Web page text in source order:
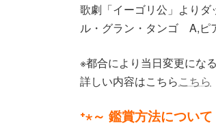
歌劇「イーゴリ公」よりダ
ル・グラン・タンゴ A,ピ
※都合により当日変更にな
詳しい内容はこちらこちら
⁺⋆～ 鑑賞方法について